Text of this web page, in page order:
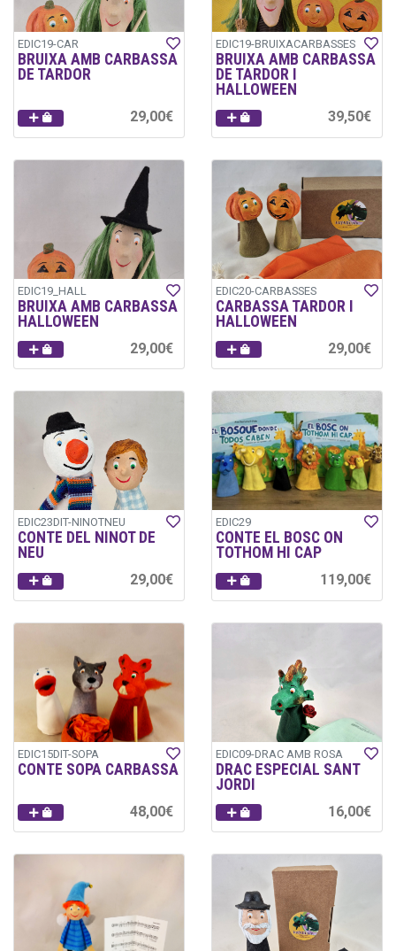
EDIC19-CAR
BRUIXA AMB CARBASSA
DE TARDOR
29,00€
EDIC19-BRUIXACARBASSES
BRUIXA AMB CARBASSA
DE TARDOR I
HALLOWEEN
39,50€
EDIC19_HALL
BRUIXA AMB CARBASSA
HALLOWEEN
29,00€
EDIC20-CARBASSES
CARBASSA TARDOR I
HALLOWEEN
29,00€
EDIC23DIT-NINOTNEU
CONTE DEL NINOT DE
NEU
29,00€
EDIC29
CONTE EL BOSC ON
TOTHOM HI CAP
119,00€
EDIC15DIT-SOPA
CONTE SOPA CARBASSA
48,00€
EDIC09-DRAC AMB ROSA
DRAC ESPECIAL SANT
JORDI
16,00€